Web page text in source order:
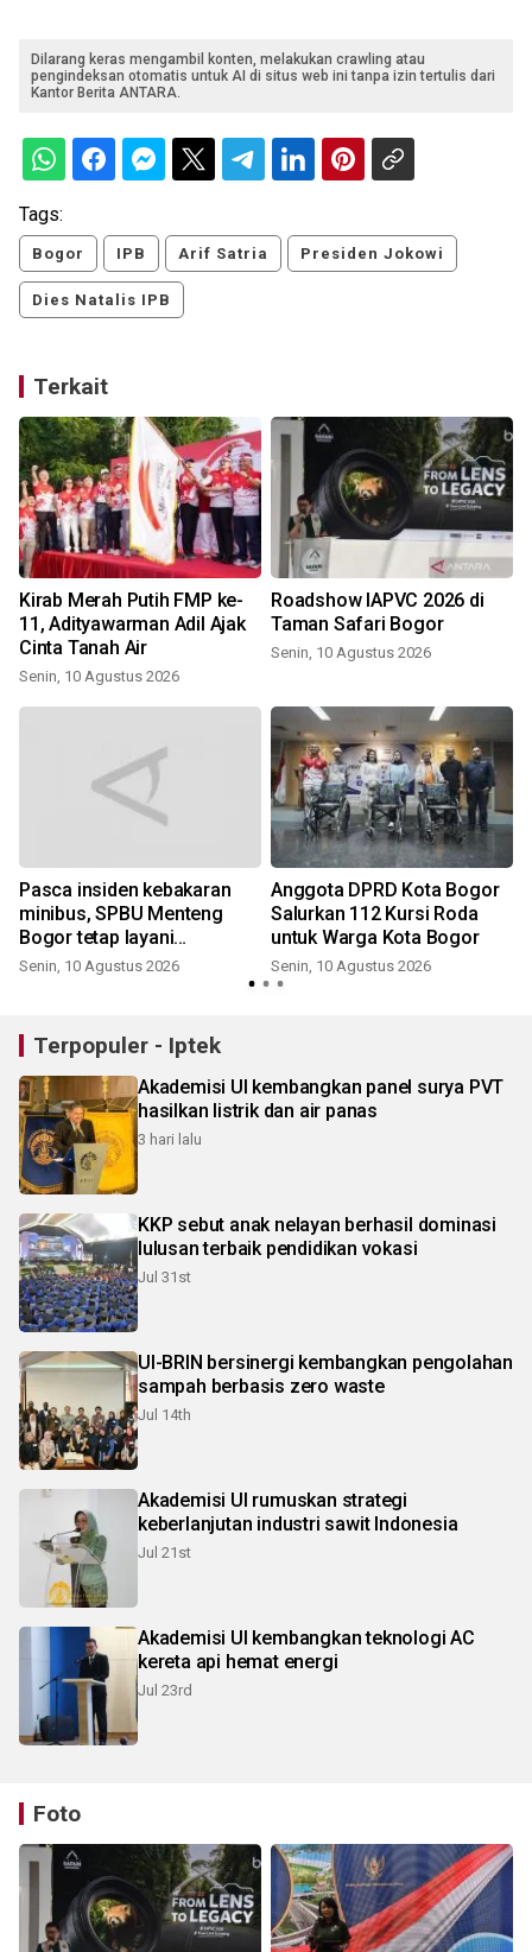
Dilarang keras mengambil konten, melakukan crawling atau
pengindeksan otomatis untuk AI di situs web ini tanpa izin tertulis dari
Kantor Berita ANTARA.
Tags:
Bogor IPB Arif Satria Presiden Jokowi
Dies Natalis IPB
Terkait
Kirab Merah Putih FMP ke-
11, Adityawarman Adil Ajak
Cinta Tanah Air
Senin, 10 Agustus 2026
Roadshow IAPVC 2026 di
Taman Safari Bogor
Senin, 10 Agustus 2026
Pasca insiden kebakaran
minibus, SPBU Menteng
Bogor tetap layani
pengisian solar
Senin, 10 Agustus 2026
Anggota DPRD Kota Bogor
Salurkan 112 Kursi Roda
untuk Warga Kota Bogor
Senin, 10 Agustus 2026
Terpopuler - Iptek
Akademisi UI kembangkan panel surya PVT
hasilkan listrik dan air panas
3 hari lalu
KKP sebut anak nelayan berhasil dominasi
lulusan terbaik pendidikan vokasi
Jul 31st
UI-BRIN bersinergi kembangkan pengolahan
sampah berbasis zero waste
Jul 14th
Akademisi UI rumuskan strategi
keberlanjutan industri sawit Indonesia
Jul 21st
Akademisi UI kembangkan teknologi AC
kereta api hemat energi
Jul 23rd
Foto